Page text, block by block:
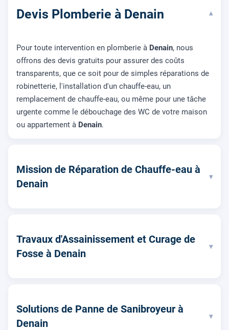
Devis Plomberie à Denain ▾
Pour toute intervention en plomberie à Denain, nous
offrons des devis gratuits pour assurer des coûts
transparents, que ce soit pour de simples réparations de
robinetterie, l'installation d'un chauffe-eau, un
remplacement de chauffe-eau, ou même pour une tâche
urgente comme le débouchage des WC de votre maison
ou appartement à Denain.
Mission de Réparation de Chauffe-eau à
Denain
▾
Travaux d'Assainissement et Curage de
Fosse à Denain
▾
Solutions de Panne de Sanibroyeur à
Denain
▾